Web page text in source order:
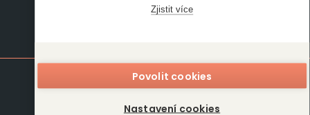
Zjistit více
Povolit cookies
Nastavení cookies
DOBROVSKÝs.r.o.
Antala Staška 511/40